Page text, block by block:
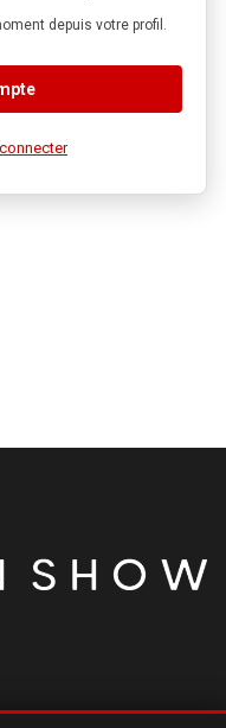
depuis votre profil.